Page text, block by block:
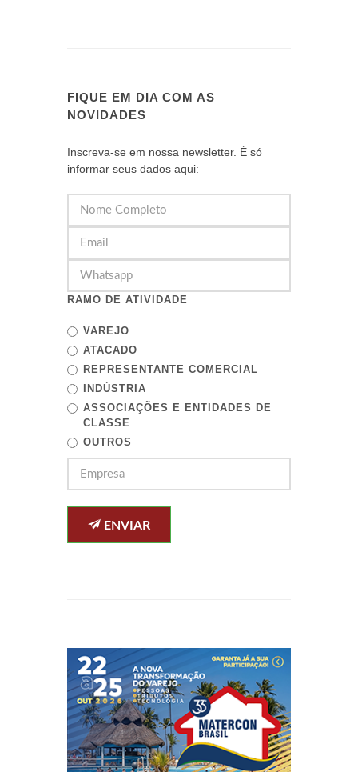
FIQUE EM DIA COM AS
NOVIDADES
Inscreva-se em nossa newsletter. É só
informar seus dados aqui:
RAMO DE ATIVIDADE
VAREJO
ATACADO
REPRESENTANTE COMERCIAL
INDÚSTRIA
ASSOCIAÇÕES E ENTIDADES DE
CLASSE
OUTROS
ENVIAR